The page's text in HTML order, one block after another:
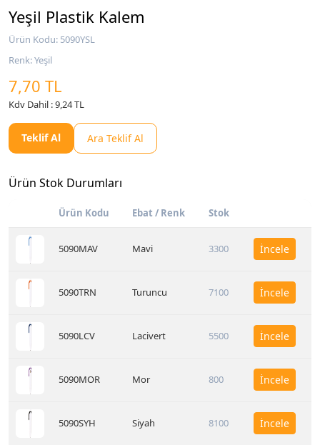
Yeşil Plastik Kalem
Ürün Kodu: 5090YSL
Renk: Yeşil
7,70 TL
Kdv Dahil : 9,24 TL
Teklif Al Ara Teklif Al
Ürün Stok Durumları
Ürün Kodu Ebat / Renk Stok
5090MAV Mavi 3300 İncele
5090TRN Turuncu 7100 İncele
5090LCV Lacivert 5500 İncele
5090MOR Mor 800 İncele
5090SYH Siyah 8100 İncele